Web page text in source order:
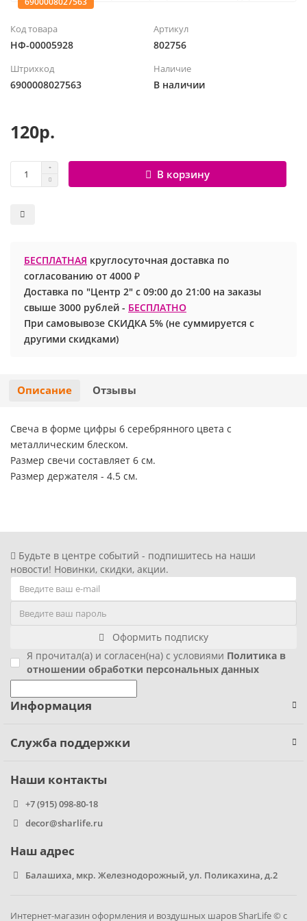
Фольгированные шары
Ходячие шары
Для девочек
Для мальчиков
Маме
23 февраля
День Святого Валентина
Хэллоуин
Майнкрафт
Маша и медведь
Ми-ми-мишки
Покемон
Принцессы
Роблокс
Синий трактор
Смешарики и малышарики
Супергерои
Трансформеры
Три кота
Уэнсдей мрачная девочка
Холодное сердце
Чебурашка
Человек паук
Черепашки ниндзя
Щенячий патруль
Код товара
НФ-00005928
Артикул
802756
Штрихкод
6900008027563
Наличие
В наличии
120р.
В корзину
БЕСПЛАТНАЯ круглосуточная доставка по
согласованию от 4000 ₽
Доставка по "Центр 2" с 09:00 до 21:00 на заказы
свыше 3000 рублей - БЕСПЛАТНО
При самовывозе СКИДКА 5% (не суммируется с
другими скидками)
Описание Отзывы
Свеча в форме цифры 6 серебрянного цвета с
металлическим блеском.
Размер свечи составляет 6 см.
Размер держателя - 4.5 см.
Будьте в центре событий - подпишитесь на наши
новости! Новинки, скидки, акции.
Оформить подписку
Я прочитал(а) и согласен(на) с условиями Политика в
отношении обработки персональных данных
Информация
Служба поддержки
Наши контакты
+7 (915) 098-80-18
decor@sharlife.ru
Наш адрес
Балашиха, мкр. Железнодорожный, ул. Поликахина, д.2
Интернет-магазин оформления и воздушных шаров SharLife © с